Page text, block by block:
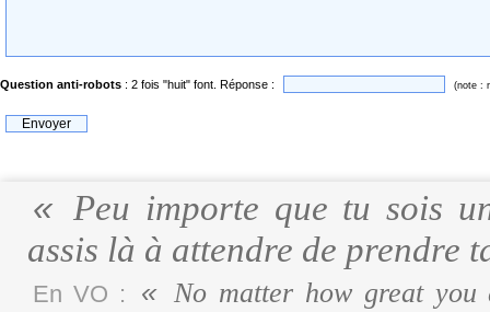
Question anti-robots : 2 fois "huit" font. Réponse : (note :
Peu importe que tu sois
assis là à attendre de prendre
En VO :
No matter how great